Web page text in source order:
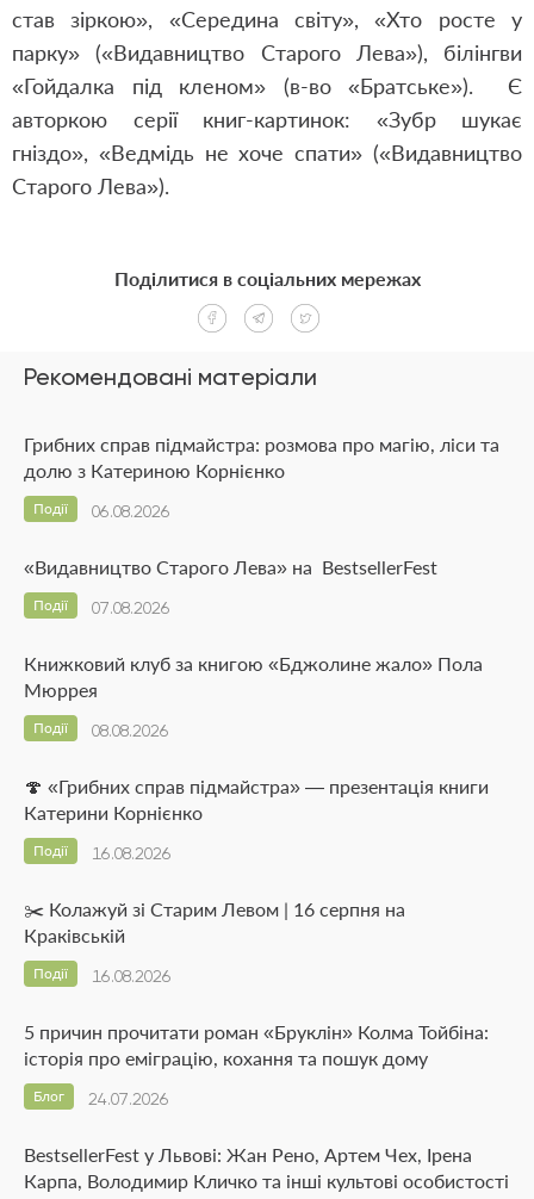
став зіркою», «Середина світу», «Хто росте у
парку» («Видавництво Старого Лева»), білінгви
«Гойдалка під кленом» (в-во «Братське»). Є
авторкою серії книг-картинок: «Зубр шукає
гніздо», «Ведмідь не хоче спати» («Видавництво
Старого Лева»).
Рекомендовані матеріали
Грибних справ підмайстра: розмова про магію, ліси та
долю з Катериною Корнієнко
06.08.2026
Події
«Видавництво Старого Лева» на BestsellerFest
07.08.2026
Події
Книжковий клуб за книгою «Бджолине жало» Пола
Мюррея
08.08.2026
Події
🍄 «Грибних справ підмайстра» — презентація книги
Катерини Корнієнко
16.08.2026
Події
✂️ Колажуй зі Старим Левом | 16 серпня на
Краківській
16.08.2026
Події
5 причин прочитати роман «Бруклін» Колма Тойбіна:
історія про еміграцію, кохання та пошук дому
24.07.2026
Блог
BestsellerFest у Львові: Жан Рено, Артем Чех, Ірена
Карпа, Володимир Кличко та інші культові особистості
Поділитися в соціальних мережах